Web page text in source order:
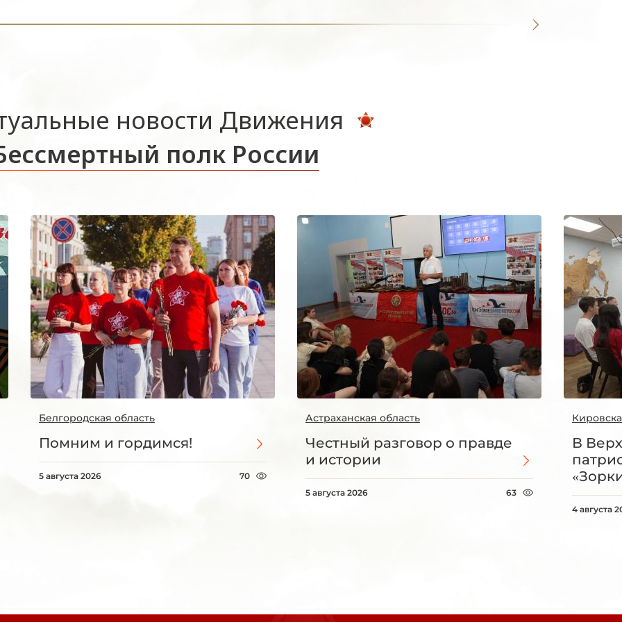
новости Движения
полк России
Белгородская область
Помним и гордимся!
5 августа 2026 70
Астраханская область
Честный разговор о правде
и истории
5 августа 2026 63
В
4 августа